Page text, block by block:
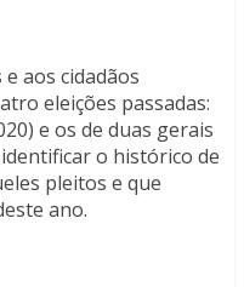
aos cidadãos
eleições passadas:
e os de duas gerais
o histórico de
pleitos e que
ano.